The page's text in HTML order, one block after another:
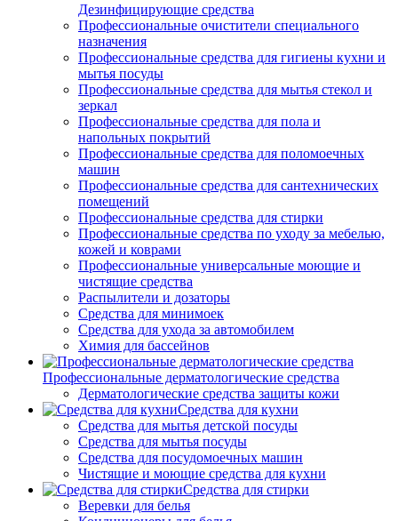
Дезинфицирующие средства
Профессиональные очистители специального
назначения
Профессиональные средства для гигиены кухни и
мытья посуды
Профессиональные средства для мытья стекол и
зеркал
Профессиональные средства для пола и
напольных покрытий
Профессиональные средства для поломоечных
машин
Профессиональные средства для сантехнических
помещений
Профессиональные средства для стирки
Профессиональные средства по уходу за мебелью,
кожей и коврами
Профессиональные универсальные моющие и
чистящие средства
Распылители и дозаторы
Средства для минимоек
Средства для ухода за автомобилем
Химия для бассейнов
Профессиональные дерматологические средства
Дерматологические средства защиты кожи
Средства для кухни
Средства для мытья детской посуды
Средства для мытья посуды
Средства для посудомоечных машин
Чистящие и моющие средства для кухни
Средства для стирки
Веревки для белья